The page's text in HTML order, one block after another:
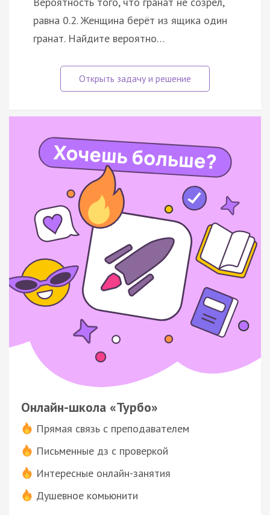
равна 0.2. Женщина берёт из ящика один
гранат. Найдите вероятно…
Онлайн-школа «Турбо»
Прямая связь с преподавателем
Письменные дз с проверкой
Интересные онлайн-занятия
Душевное комьюнити